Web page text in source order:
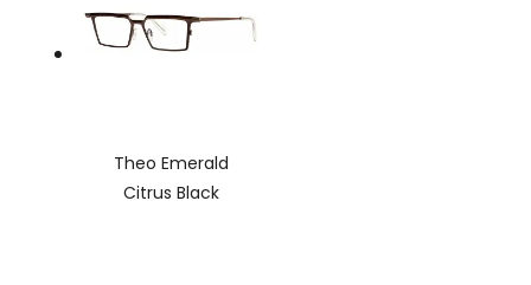
Theo Emerald
Citrus Black